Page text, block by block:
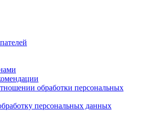
обработки персональных
персональных данных